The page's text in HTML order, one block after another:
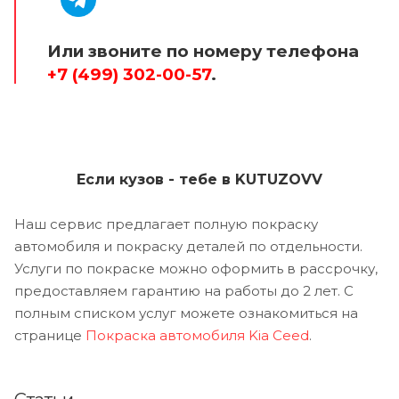
Или звоните по номеру телефона
+7 (499) 302-00-57.
Если кузов - тебе в KUTUZOVV
Наш сервис предлагает полную покраску
автомобиля и покраску деталей по отдельности.
Услуги по покраске можно оформить в рассрочку,
предоставляем гарантию на работы до 2 лет. С
полным списком услуг можете ознакомиться на
странице Покраска автомобиля Kia Ceed.